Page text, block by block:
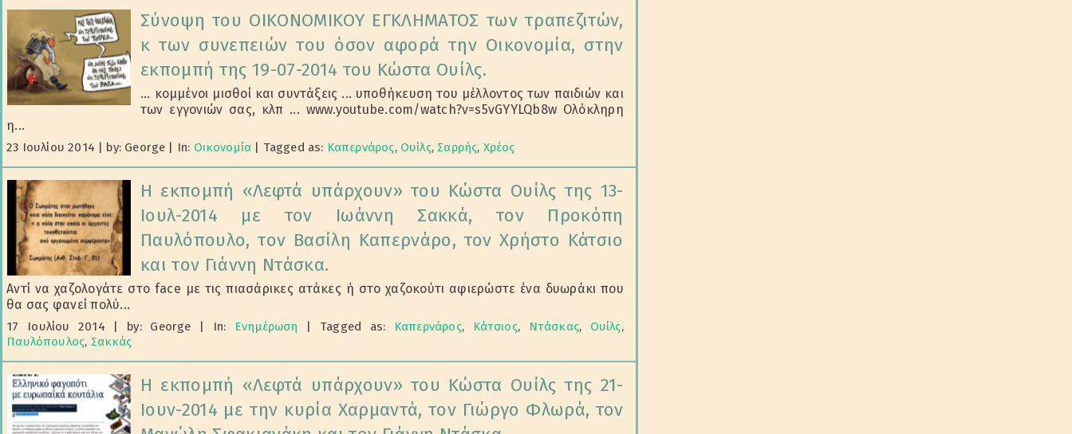
Σύνοψη του ΟΙΚΟΝΟΜΙΚΟΥ ΕΓΚΛΗΜΑΤΟΣ των τραπεζιτών,
κ των συνεπειών του όσον αφορά την Οικονομία, στην
εκπομπή της 19-07-2014 του Κώστα Ουίλς.
... κομμένοι μισθοί και συντάξεις ... υποθήκευση του μέλλοντος των παιδιών και
των εγγονιών σας, κλπ ... www.youtube.com/watch?v=s5vGYYLQb8w Ολόκληρη
η...
23 Ιουλίου 2014 | by: George | In: Οικονομία | Tagged as: Καπερνάρος, Ουίλς, Σαρρής, Χρέος
Η εκπομπή «Λεφτά υπάρχουν» του Κώστα Ουίλς της 13-
Ιουλ-2014 με τον Ιωάννη Σακκά, τον Προκόπη
Παυλόπουλο, τον Βασίλη Καπερνάρο, τον Χρήστο Κάτσιο
και τον Γιάννη Ντάσκα.
Αντί να χαζολογάτε στο face με τις πιασάρικες ατάκες ή στο χαζοκούτι αφιερώστε ένα δυωράκι που
θα σας φανεί πολύ...
17 Ιουλίου 2014 | by: George | In: Ενημέρωση | Tagged as: Καπερνάρος, Κάτσιος, Ντάσκας, Ουίλς,
Παυλόπουλος, Σακκάς
Η εκπομπή «Λεφτά υπάρχουν» του Κώστα Ουίλς της 21-
Ιουν-2014 με την κυρία Χαρμαντά, τον Γιώργο Φλωρά, τον